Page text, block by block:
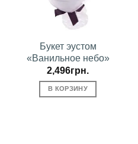
Букет эустом
«Ванильное небо»
2,496грн.
В КОРЗИНУ